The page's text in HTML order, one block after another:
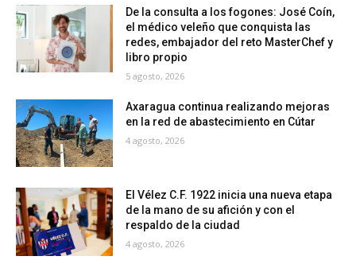
De la consulta a los fogones: José Coín,
el médico veleño que conquista las
redes, embajador del reto MasterChef y
libro propio
5 agosto, 2026
Axaragua continua realizando mejoras
en la red de abastecimiento en Cútar
4 agosto, 2026
El Vélez C.F. 1922 inicia una nueva etapa
de la mano de su afición y con el
respaldo de la ciudad
4 agosto, 2026